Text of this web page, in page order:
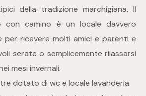
della tradizione marchigiana. Il
con camino è un locale davvero
per ricevere molti amici e parenti e
serate o semplicemente rilassarsi
mesi invernali.
dotato di wc e locale lavanderia.